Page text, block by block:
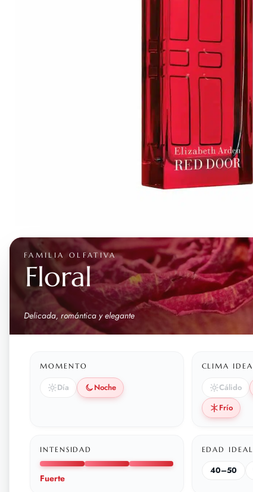
FAMILIA OLFATIVA
Floral
Delicada, romántica y elegante
MOMENTO
Día Noche
CLIMA
Cálido
Frío
INTENSIDAD
Fuerte
EDAD IDEAL
40–50